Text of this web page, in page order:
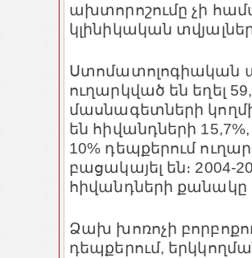
ախտորոշումը չի
կլինիկական
Ստոմատոլոգիական
ուղարկված են եղել
մասնագետների
են հիվանդների
10% դեպքերում
բացակայել են։
հիվանդների քանակը
Ձախ խոռոչի
դեպքերում,